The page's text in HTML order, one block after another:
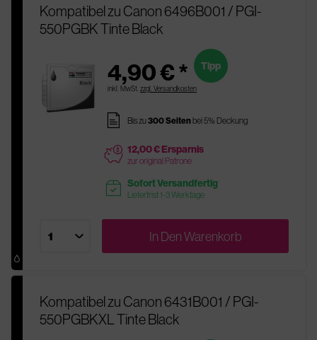
Kompatibel zu Canon 6496B001 / PGI-
550PGBK Tinte Black
4,90 € *
inkl. MwSt. zzgl. Versandkosten
Tipp
pages Bis zu300 Seitenbei 5% Deckung
price 12,00 € Ersparnis
zur original Patrone
readytoship Sofort Versandfertig
Lieferfrist 1-3 Werktage
In DenWarenkorb
Kompatibel zu Canon 6431B001 / PGI-
550PGBKXL Tinte Black